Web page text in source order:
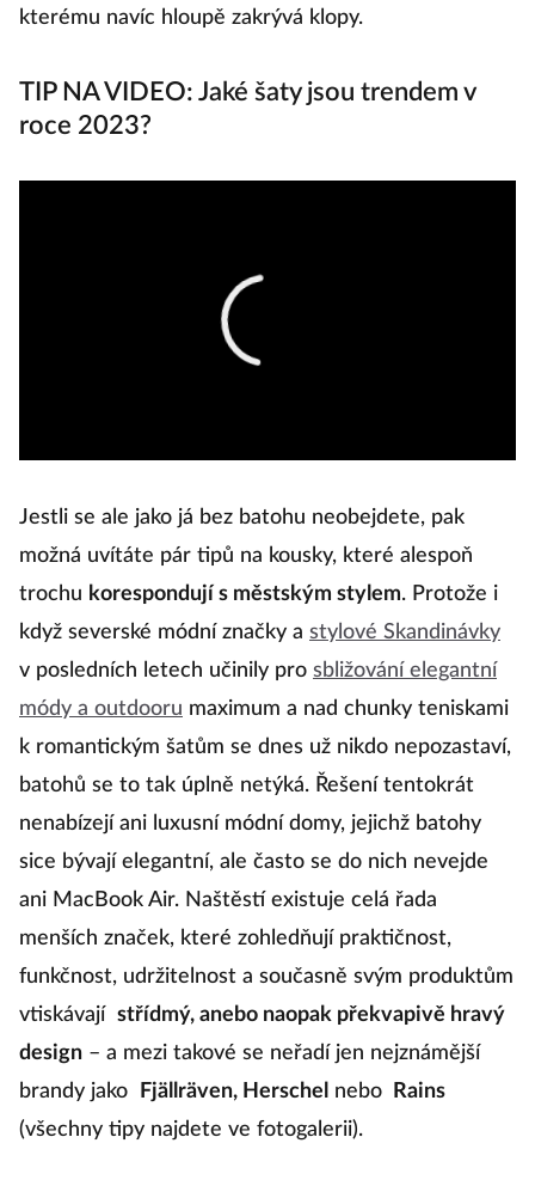
kterému navíc hloupě zakrývá klopy.
TIP NA VIDEO: Jaké šaty jsou trendem v
roce 2023?
Jestli se ale jako já bez batohu neobejdete, pak
možná uvítáte pár tipů na kousky, které alespoň
trochu korespondují s městským stylem. Protože i
když severské módní značky a stylové Skandinávky
v posledních letech učinily pro sbližování elegantní
módy a outdooru maximum a nad chunky teniskami
k romantickým šatům se dnes už nikdo nepozastaví,
batohů se to tak úplně netýká. Řešení tentokrát
nenabízejí ani luxusní módní domy, jejichž batohy
sice bývají elegantní, ale často se do nich nevejde
ani MacBook Air. Naštěstí existuje celá řada
menších značek, které zohledňují praktičnost,
funkčnost, udržitelnost a současně svým produktům
vtiskávají střídmý, anebo naopak překvapivě hravý
design – a mezi takové se neřadí jen nejznámější
brandy jako
Fjällräven, Herschel nebo
Rains
(všechny tipy najdete ve fotogalerii).